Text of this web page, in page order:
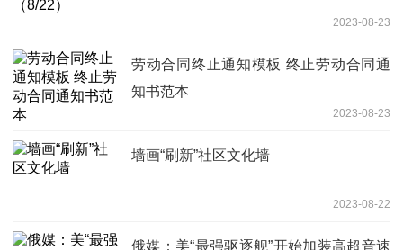
2023-08-23
劳动合同终止通知模板 终止劳动合同通
知书范本
2023-08-23
墙画“刷新”社区文化墙
2023-08-22
俄媒：美“最强驱逐舰”开始加装高超音速